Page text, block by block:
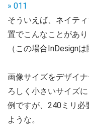
» 011
そういえば、ネイテ
置でこんなことがあ
（この場合InDesignは
画像サイズをデザイ
ろしく小さいサイズ
例ですが、240ミリ必
ような。